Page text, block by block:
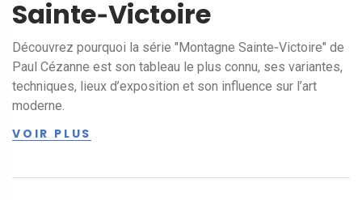
Sainte‑Victoire
Découvrez pourquoi la série "Montagne Sainte‑Victoire" de
Paul Cézanne est son tableau le plus connu, ses variantes,
techniques, lieux d’exposition et son influence sur l’art
moderne.
VOIR PLUS